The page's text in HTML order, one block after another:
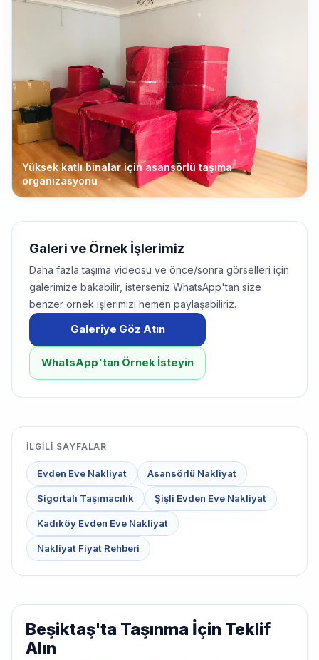
Yüksek katlı binalar için asansörlü taşıma
organizasyonu
Galeri ve Örnek İşlerimiz
Daha fazla taşıma videosu ve önce/sonra görselleri için
galerimize bakabilir, isterseniz WhatsApp'tan size
benzer örnek işlerimizi hemen paylaşabiliriz.
Galeriye Göz Atın
WhatsApp'tan Örnek İsteyin
İLGILI SAYFALAR
Evden Eve Nakliyat Asansörlü Nakliyat
Sigortalı Taşımacılık Şişli Evden Eve Nakliyat
Kadıköy Evden Eve Nakliyat
Nakliyat Fiyat Rehberi
Beşiktaş'ta Taşınma İçin Teklif
Alın